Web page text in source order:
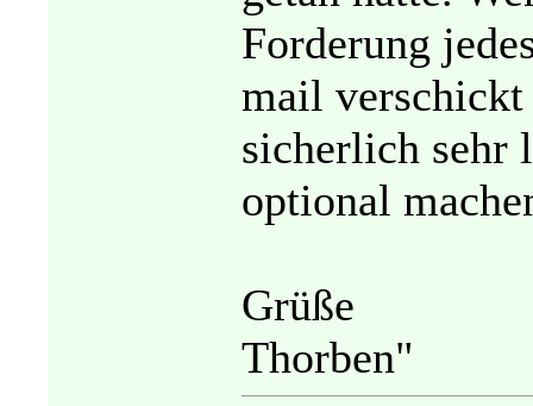
Forderung
mail
sicherlich sehr
optional
Grüße
Thorben"